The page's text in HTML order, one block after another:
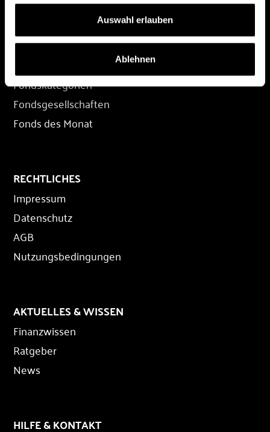
Auswahl erlauben
Ablehnen
FONDS
Fondskategorien
Fondsgesellschaften
Fonds des Monat
RECHTLICHES
Impressum
Datenschutz
AGB
Nutzungsbedingungen
AKTUELLES & WISSEN
Finanzwissen
Ratgeber
News
HILFE & KONTAKT